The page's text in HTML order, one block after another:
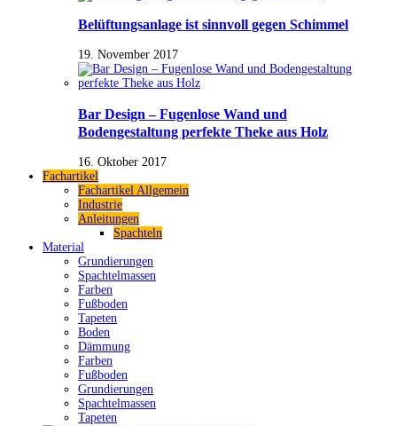
Belüftungsanlage ist sinnvoll gegen Schimmel
19. November 2017
Bar Design – Fugenlose Wand und
Bodengestaltung perfekte Theke aus Holz
16. Oktober 2017
Fachartikel
Fachartikel Allgemein
Industrie
Anleitungen
Spachteln
Material
Grundierungen
Spachtelmassen
Farben
Fußboden
Tapeten
Boden
Dämmung
Farben
Fußboden
Grundierungen
Spachtelmassen
Tapeten